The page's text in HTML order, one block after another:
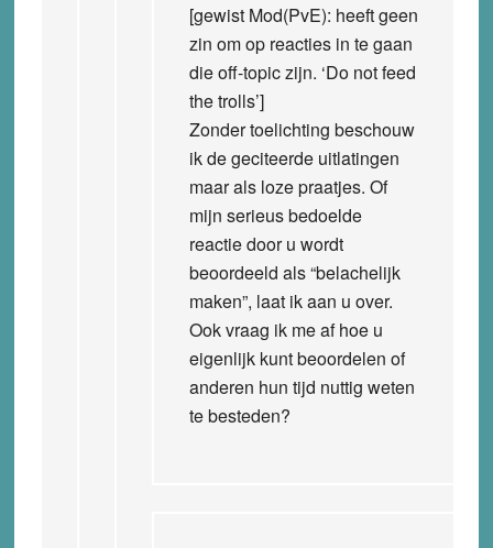
[gewist Mod(PvE): heeft geen
zin om op reacties in te gaan
die off-topic zijn. ‘Do not feed
the trolls’]
Zonder toelichting beschouw
ik de geciteerde uitlatingen
maar als loze praatjes. Of
mijn serieus bedoelde
reactie door u wordt
beoordeeld als “belachelijk
maken”, laat ik aan u over.
Ook vraag ik me af hoe u
eigenlijk kunt beoordelen of
anderen hun tijd nuttig weten
te besteden?